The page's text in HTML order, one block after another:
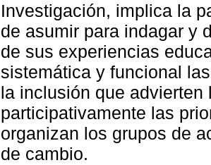
Investigación, implica la
de asumir para indagar y
de sus experiencias
sistemática y funcional
la inclusión que
participativamente las
organizan los grupos de
de cambio.